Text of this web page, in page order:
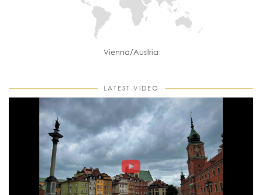
Vienna/Austria
LATEST VIDEO